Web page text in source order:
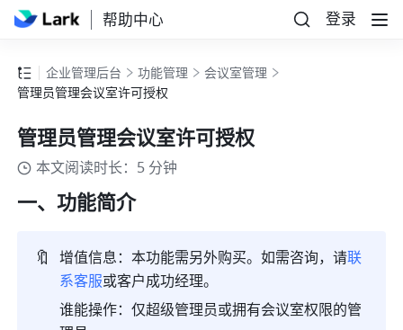
帮助中心 登录
企业管理后台 功能管理
会议室管理
管理员管理会议室许可授权
管理员管理会议室许可授权
本文阅读时长：5 分钟
一、功能简介
🔖 增值信息：本功能需另外购买。如需咨询，请联
系客服或客户成功经理。
谁能操作：仅超级管理员或拥有会议室权限的管